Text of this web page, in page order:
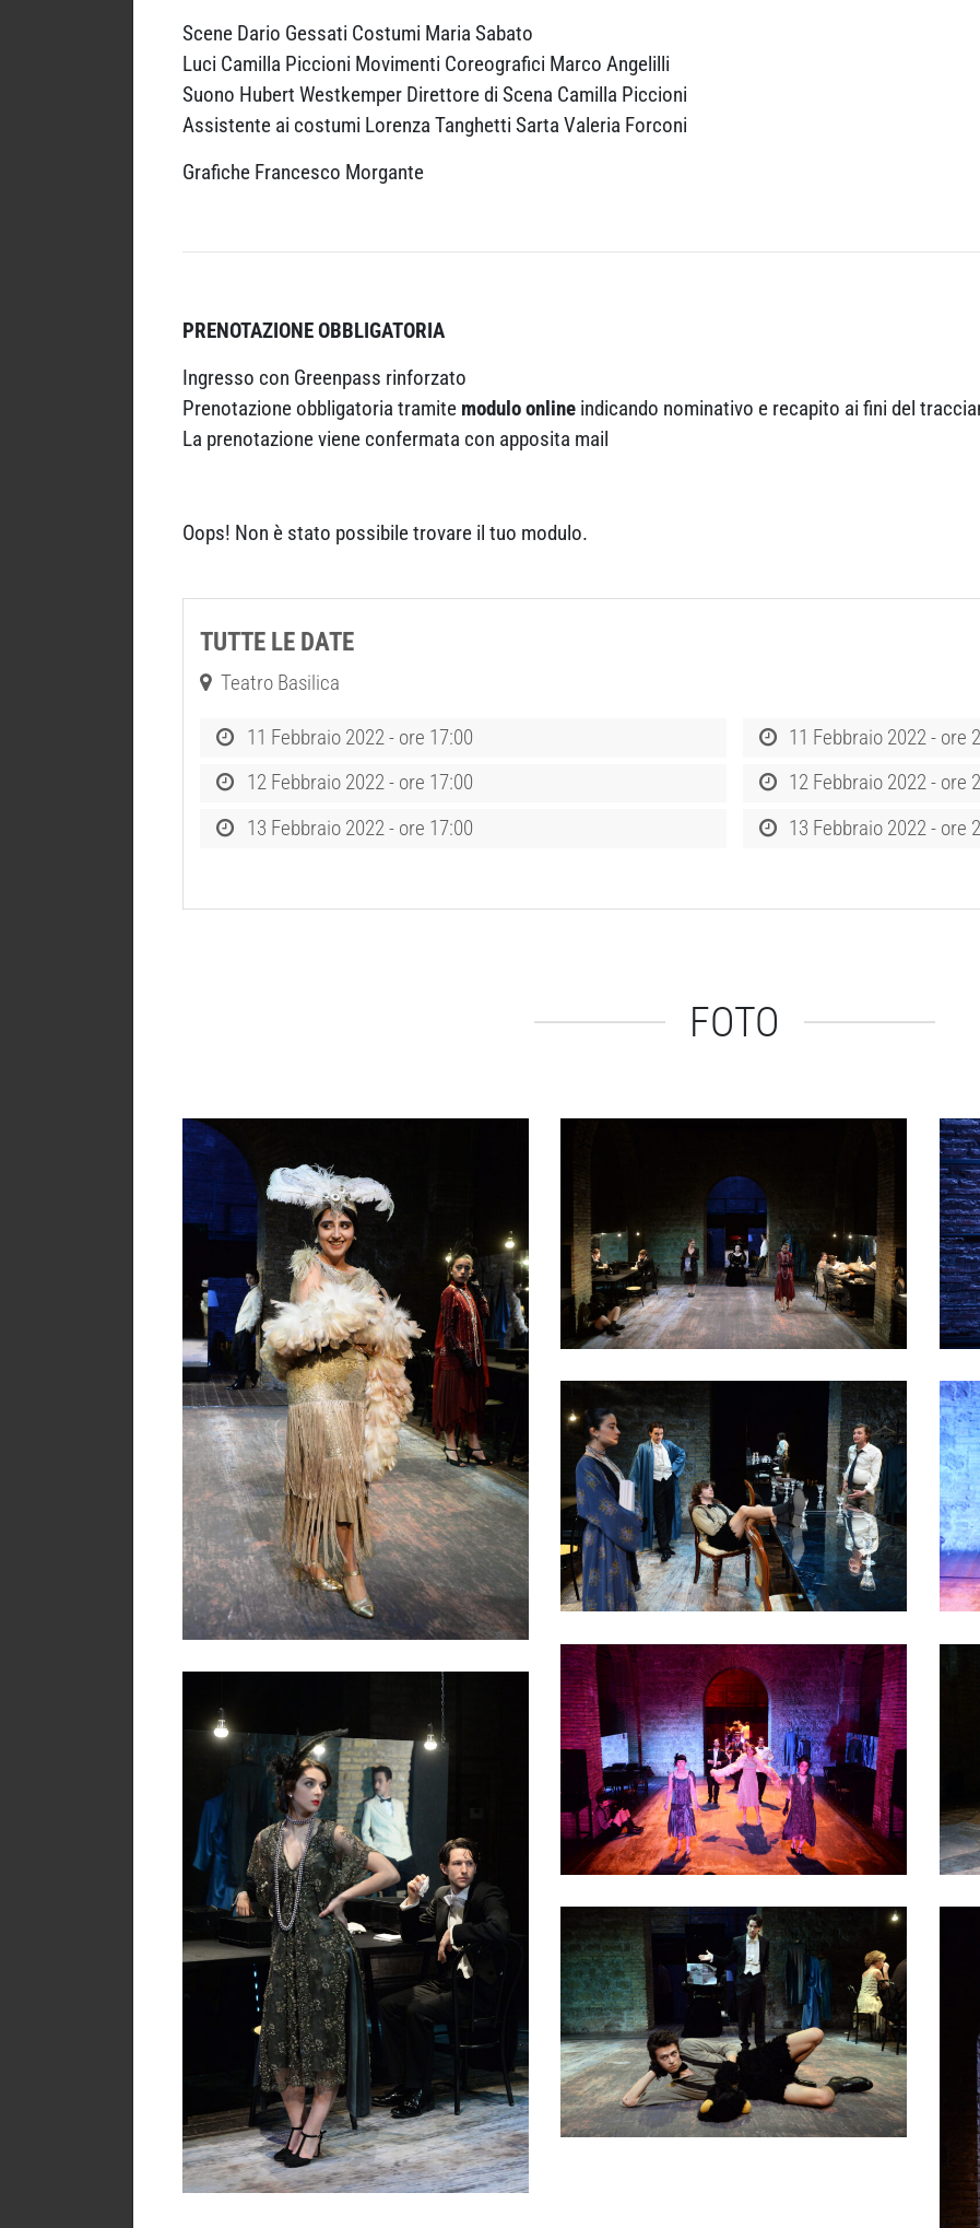
Scene Dario Gessati Costumi Maria Sabato
Luci Camilla Piccioni Movimenti Coreografici Marco Angelilli
Suono Hubert Westkemper Direttore di Scena Camilla Piccioni
Assistente ai costumi Lorenza Tanghetti Sarta Valeria Forconi
Grafiche Francesco Morgante
PRENOTAZIONE OBBLIGATORIA
Ingresso con Greenpass rinforzato
Prenotazione obbligatoria tramite modulo online indicando nominativo e recapito ai fini del
La prenotazione viene confermata con apposita mail
Oops! Non è stato possibile trovare il tuo modulo.
TUTTE LE DATE
Teatro Basilica
11 Febbraio 2022 - ore 17:00
11 Febbraio 2022 - ore
12 Febbraio 2022 - ore 17:00
12 Febbraio 2022 - ore
13 Febbraio 2022 - ore 17:00
13 Febbraio 2022 - ore
FOTO